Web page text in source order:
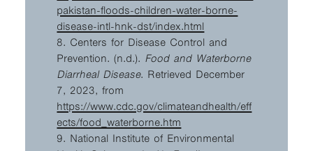
pakistan-floods-children-water-borne-
disease-intl-hnk-dst/index.html
8. Centers for Disease Control and
Prevention. (n.d.). Food and Waterborne
Diarrheal Disease. Retrieved December
7, 2023, from
https://www.cdc.gov/climateandhealth/eff
ects/food_waterborne.htm
9. National Institute of Environmental